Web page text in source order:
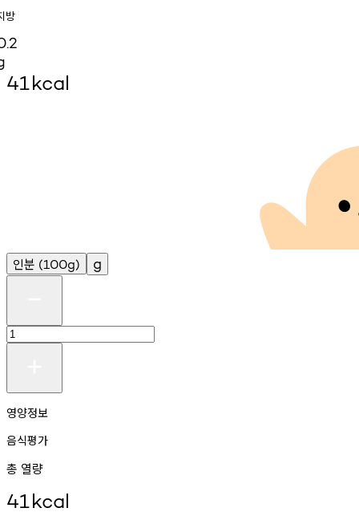
방
41kcal
인분 (100g) g
영양정보
음식평가
총 열량
41kcal